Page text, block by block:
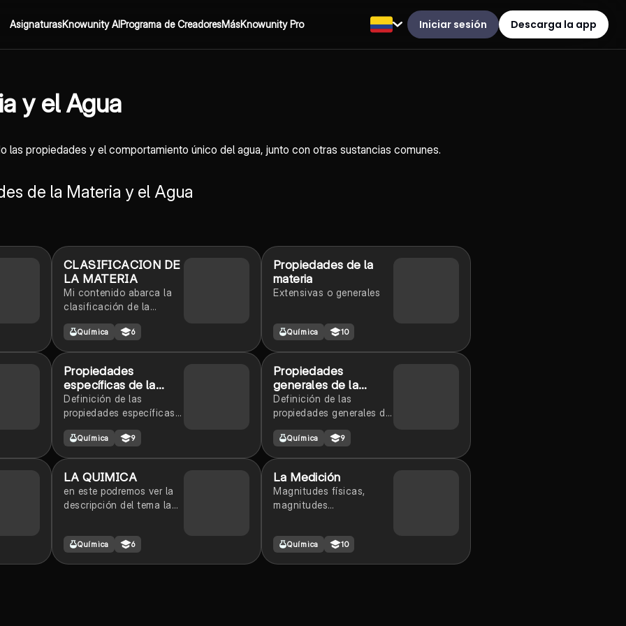
AsignaturasKnowunity AIPrograma de CreadoresMásKnowunity Pro Iniciar sesión Descarga la app
y el Agua
las propiedades y el comportamiento único del agua, junto con otras sustancias comunes.
de la Materia y el Agua
CLASIFICACION DE
LA MATERIA
Mi contenido abarca la
clasificación de la
sustancias puras
(elementos y
(homogéneas y
heterogéneas).
Química 6
Propiedades de la
materia
Extensivas o generales
Química 10
Propiedades
específicas de la
materia
Definición de las
propiedades específicas
Química 9
Propiedades
generales de la
materia
Definición de las
propiedades generales de
Química 9
LA QUIMICA
en este podremos ver la
descripción del tema la
Química 6
La Medición
Magnitudes físicas,
magnitudes
Química 10